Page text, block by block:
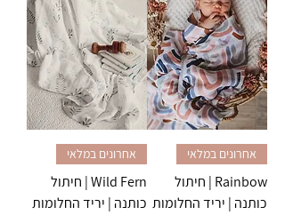
אחרונים במלאי
Rainbow | חיתול
כותנה | יריד החלומות
אחרונים במלאי
Wild Fern | חיתול
כותנה | יריד החלומות